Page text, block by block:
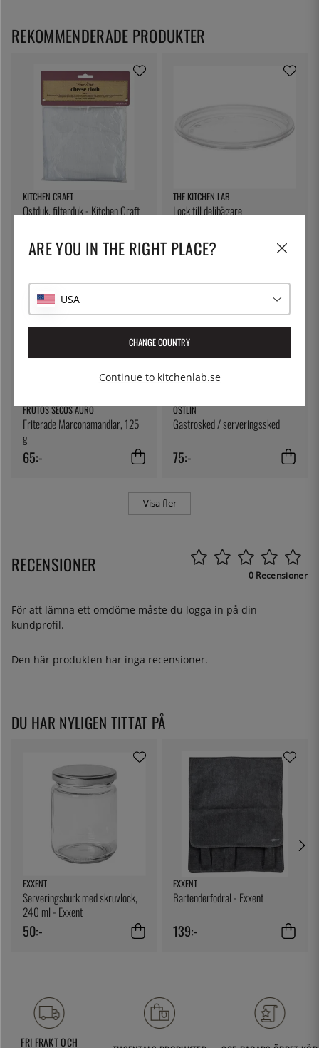
KITCHEN CRAFT
Ostduk, filterduk - Kitchen Craft
79:-
THE KITCHEN LAB
Lock till delibägare
5:-
FRUTOS SECOS AURO
Friterade Marconamandlar, 125
g
65:-
ÖSTLIN
Gastrosked / serveringssked
75:-
Visa fler
REKOMMENDERADE PRODUKTER
RECENSIONER 0 Recensioner
För att lämna ett omdöme måste du logga in på din
kundprofil.
Den här produkten har inga recensioner.
DU HAR NYLIGEN TITTAT PÅ
EXXENT
Serveringsburk med skruvlock,
240 ml - Exxent
50:-
EXXENT
Bartenderfodral - Exxent
139:-
FRI FRAKT OCH
ARE YOU IN THE RIGHT PLACE?
USA
CHANGE COUNTRY
Continue to kitchenlab.se